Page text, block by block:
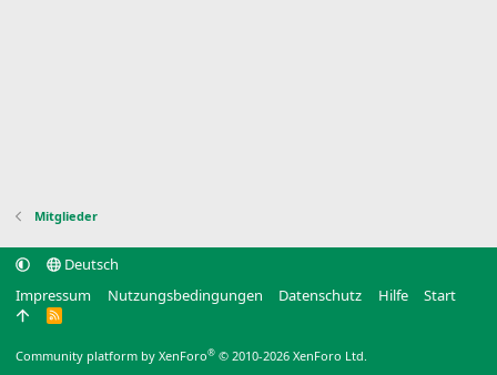
Mitglieder
Deutsch
Impressum
Nutzungsbedingungen Datenschutz Hilfe Start
R
Community platform by XenForo® © 2010-2026 XenForo Ltd.